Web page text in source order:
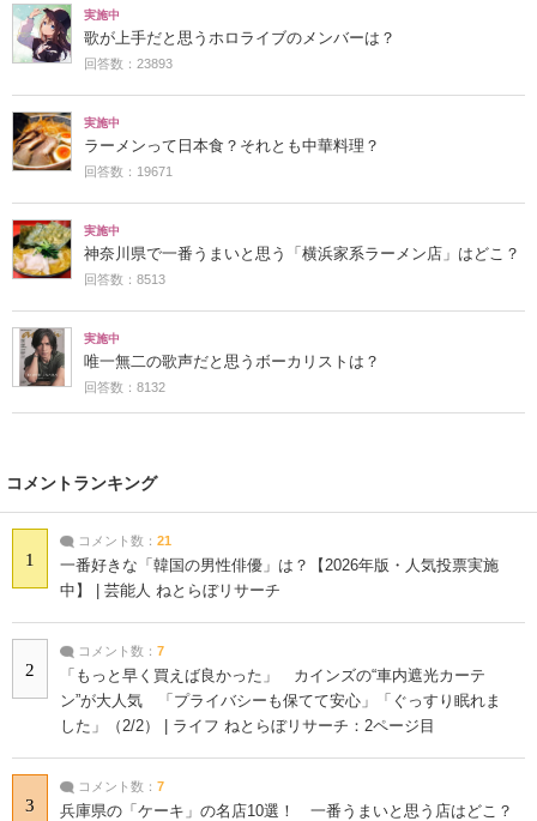
実施中
歌が上手だと思うホロライブのメンバーは？
回答数：23893
実施中
ラーメンって日本食？それとも中華料理？
回答数：19671
実施中
神奈川県で一番うまいと思う「横浜家系ラーメン店」はどこ？
回答数：8513
実施中
唯一無二の歌声だと思うボーカリストは？
回答数：8132
コメントランキング
1
コメント数： 21
一番好きな「韓国の男性俳優」は？【2026年版・人気投票実施
中】 | 芸能人 ねとらぼリサーチ
2
コメント数： 7
「もっと早く買えば良かった」 カインズの“車内遮光カーテ
ン”が大人気 「プライバシーも保てて安心」「ぐっすり眠れま
した」（2/2） | ライフ ねとらぼリサーチ：2ページ目
3
コメント数： 7
兵庫県の「ケーキ」の名店10選！ 一番うまいと思う店はどこ？